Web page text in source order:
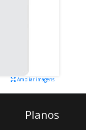
Ampliar imagens
Planos